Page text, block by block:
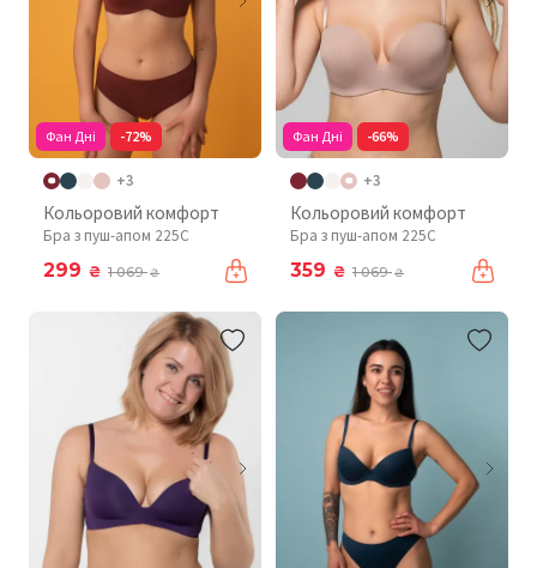
Фан Дні -72%
+3
Кольоровий комфорт
Бра з пуш-апом 225C
299 ₴ 1 069₴
Фан Дні -66%
+3
Кольоровий комфорт
Бра з пуш-апом 225C
359 ₴ 1 069₴